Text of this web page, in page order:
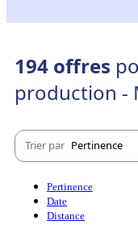
194 offres
production -
Trier par Pertinence
Pertinence
Date
Distance